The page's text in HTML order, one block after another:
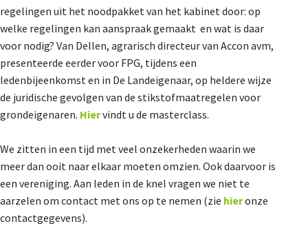
regelingen uit het noodpakket van het kabinet door: op
welke regelingen kan aanspraak gemaakt en wat is daar
voor nodig? Van Dellen, agrarisch directeur van Accon avm,
presenteerde eerder voor FPG, tijdens een
ledenbijeenkomst en in De Landeigenaar, op heldere wijze
de juridische gevolgen van de stikstofmaatregelen voor
grondeigenaren. Hiervindt u de masterclass.
We zitten in een tijd met veel onzekerheden waarin we
meer dan ooit naar elkaar moeten omzien. Ook daarvoor is
een vereniging. Aan leden in de knel vragen we niet te
aarzelen om contact met ons op te nemen (zie hieronze
contactgegevens).